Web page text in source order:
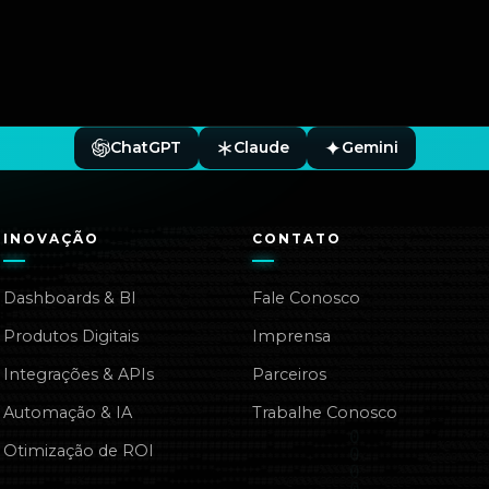
ChatGPT Claude Gemini
INOVAÇÃO
Dashboards & BI
Produtos Digitais
Integrações & APIs
Automação & IA
Otimização de ROI
CONTATO
Fale Conosco
Imprensa
Parceiros
Trabalhe Conosco